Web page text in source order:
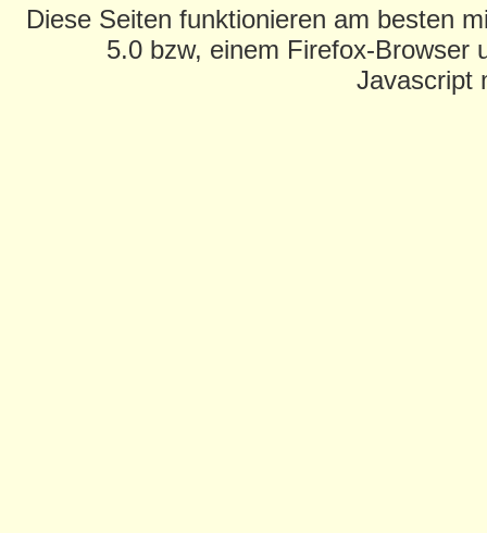
Diese Seiten funktionieren am besten
5.0 bzw, einem Firefox-Browser
Javascript